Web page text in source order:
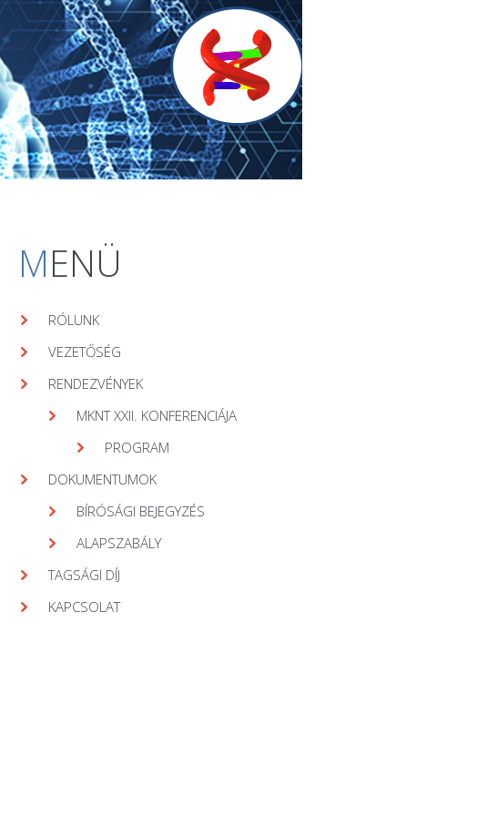
MENÜ
RÓLUNK
VEZETŐSÉG
RENDEZVÉNYEK
MKNT XXII. KONFERENCIÁJA
PROGRAM
DOKUMENTUMOK
BÍRÓSÁGI BEJEGYZÉS
ALAPSZABÁLY
TAGSÁGI DÍJ
KAPCSOLAT